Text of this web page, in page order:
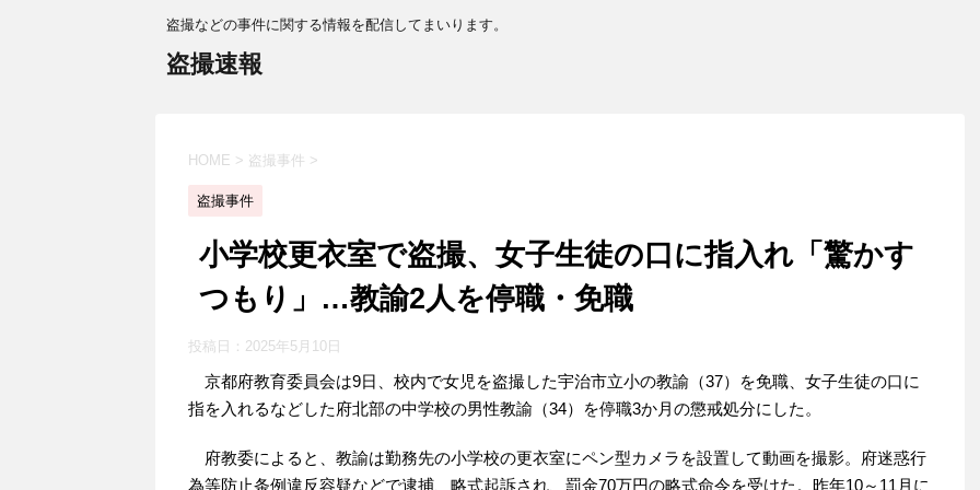
盗撮などの事件に関する情報を配信してまいります。
盗撮速報
HOME > 盗撮事件 >
盗撮事件
小学校更衣室で盗撮、女子生徒の口に指入れ「驚かす
つもり」…教諭2人を停職・免職
投稿日： 2025年5月10日
京都府教育委員会は9日、校内で女児を盗撮した宇治市立小の教諭（37）を免職、女子生徒の口に
指を入れるなどした府北部の中学校の男性教諭（34）を停職3か月の懲戒処分にした。
府教委によると、教諭は勤務先の小学校の更衣室にペン型カメラを設置して動画を撮影。府迷惑行
為等防止条例違反容疑などで逮捕、略式起訴され、罰金70万円の略式命令を受けた。昨年10～11月に